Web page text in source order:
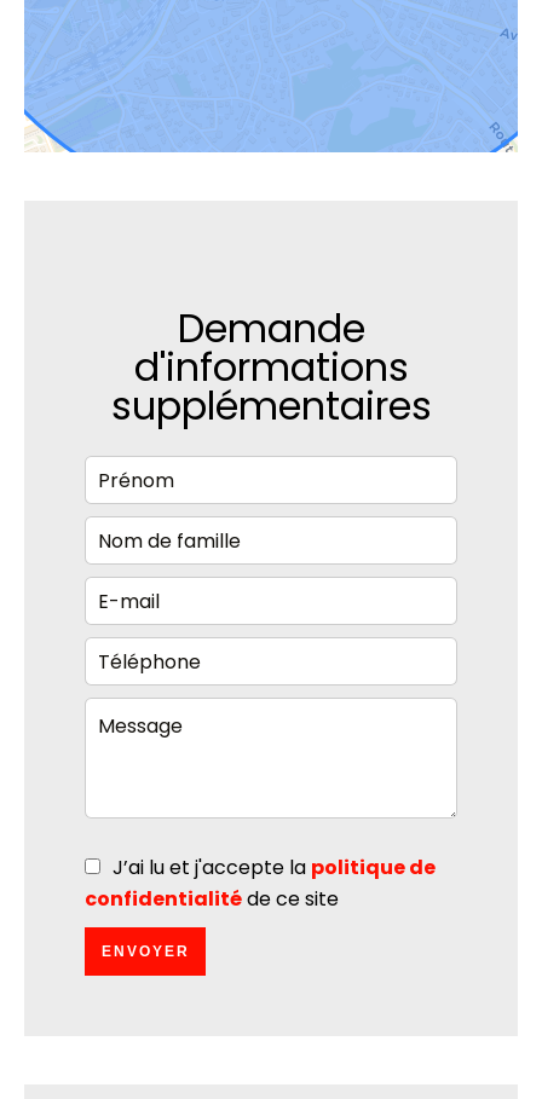
Demande
d'informations
supplémentaires
J’ai lu et j'accepte la politique de
confidentialitéde ce site
ENVOYER